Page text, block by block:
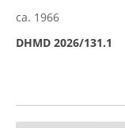
ca. 1966
DHMD 2026/131.1